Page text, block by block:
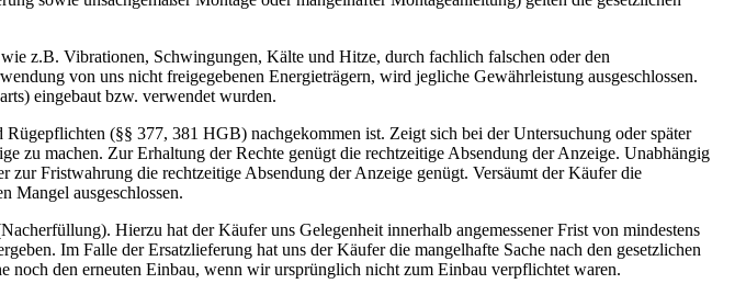
z.B. Vibrationen, Schwingungen, Kälte und Hitze, durch fachlich falschen oder den
von uns nicht freigegebenen Energieträgern, wird jegliche Gewährleistung ausgeschlossen.
eingebaut bzw. verwendet wurden.
(§§ 377, 381 HGB) nachgekommen ist. Zeigt sich bei der Untersuchung oder später
zu machen. Zur Erhaltung der Rechte genügt die rechtzeitige Absendung der Anzeige. Unabhängig
Fristwahrung die rechtzeitige Absendung der Anzeige genügt. Versäumt der Käufer die
Mangel ausgeschlossen.
Hierzu hat der Käufer uns Gelegenheit innerhalb angemessener Frist von mindestens
Im Falle der Ersatzlieferung hat uns der Käufer die mangelhafte Sache nach den gesetzlichen
noch den erneuten Einbau, wenn wir ursprünglich nicht zum Einbau verpflichtet waren.